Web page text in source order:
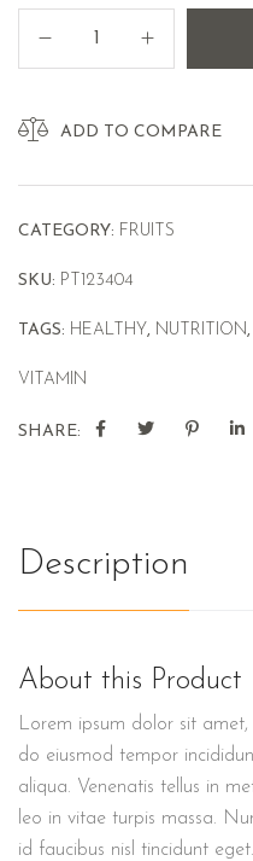
ADD TO COMPARE
CATEGORY: FRUITS
SKU: PT123404
TAGS: HEALTHY, NUTRITION,
VITAMIN
SHARE:
Description
About this Product
Lorem ipsum dolor sit amet,
do eiusmod tempor
aliqua. Venenatis tellus in
leo in vitae turpis massa.
id faucibus nisl tincidunt